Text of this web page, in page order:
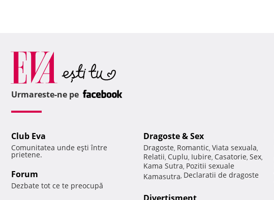
Urmareste-ne pe
Club Eva
Comunitatea unde eşti între
prietene.
Forum
Dezbate tot ce te preocupă
Dragoste & Sex
Dragoste, Romantic, Viata sexuala,
Relatii, Cuplu, Iubire, Casatorie, Sex,
Kama Sutra, Pozitii sexuale
Kamasutra, Declaratii de dragoste